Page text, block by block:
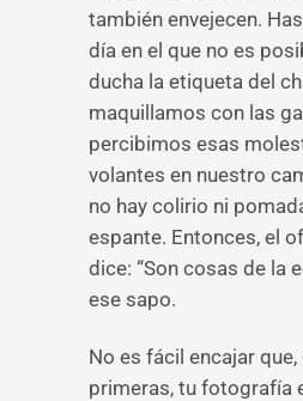
también envejecen.
día en el que no es
ducha la etiqueta del
maquillamos con las
percibimos esas
volantes en nuestro
no hay colirio ni
espante. Entonces, el
dice: “Son cosas de la
ese sapo.
No es fácil encajar que,
primeras, tu fotografía